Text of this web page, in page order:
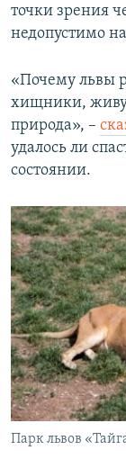
точки зрения
недопустимо
«Почему львы
хищники,
природа», –
удалось ли
состоянии.
Парк львов